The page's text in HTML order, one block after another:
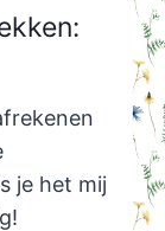
je het mij